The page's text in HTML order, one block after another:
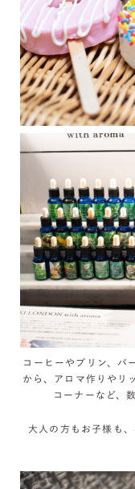
コーヒーやプリン、バ
から、アロマ作りやリ
コーナーなど、
大人の方もお子様も